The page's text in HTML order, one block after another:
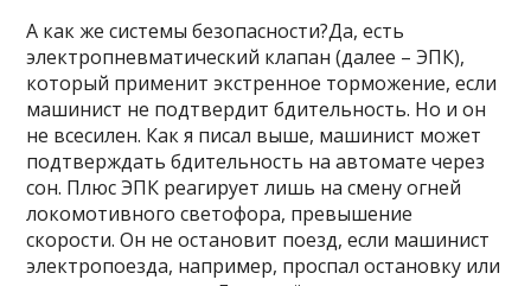
А как же системы безопасности?Да, есть
электропневматический клапан (далее – ЭПК),
который применит экстренное торможение, если
машинист не подтвердит бдительность. Но и он
не всесилен. Как я писал выше, машинист может
подтверждать бдительность на автомате через
сон. Плюс ЭПК реагирует лишь на смену огней
локомотивного светофора, превышение
скорости. Он не остановит поезд, если машинист
электропоезда, например, проспал остановку или